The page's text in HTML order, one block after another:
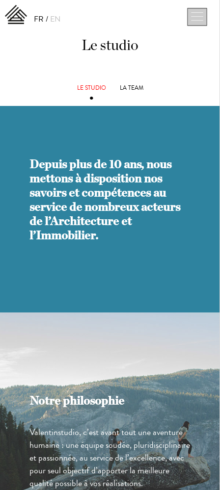
FR EN
Le studio
LE STUDIO LA TEAM
Depuis plus de 10 ans, nous
mettons à disposition nos
savoirs et compétences au
service de nombreux acteurs
de l’Architecture et
l’Immobilier.
Notre philosophie
Valentinstudio, c’est avant tout une aventure
humaine : une équipe soudée, pluridisciplinaire
et passionnée, au service de l’excellence, avec
pour seul objectif d’apporter la meilleure
qualité possible à vos réalisations.